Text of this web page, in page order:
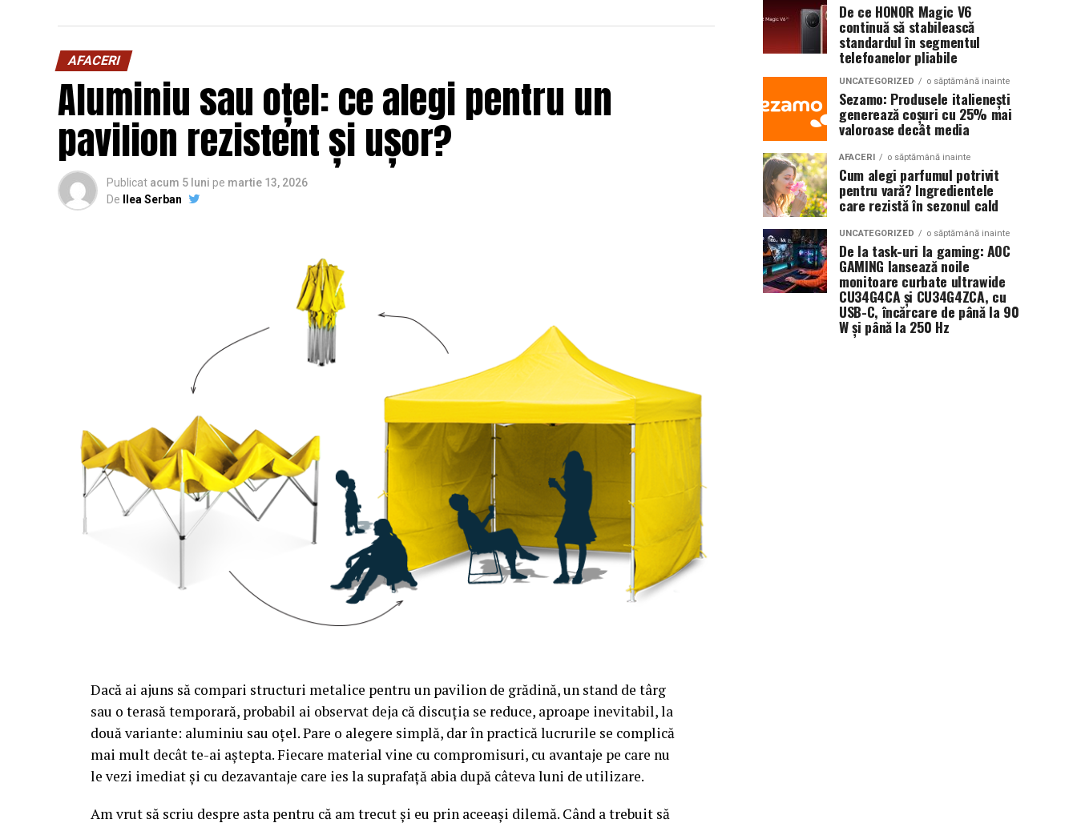
AFACERI
Aluminiu sau oțel: ce alegi pentru un
pavilion rezistent și ușor?
Publicat acum 5 luni pe martie 13, 2026
De
Ilea Serban
Dacă ai ajuns să compari structuri metalice pentru un pavilion de grădină, un stand de târg
sau o terasă temporară, probabil ai observat deja că discuția se reduce, aproape inevitabil, la
două variante: aluminiu sau oțel. Pare o alegere simplă, dar în practică lucrurile se complică
mai mult decât te-ai aștepta. Fiecare material vine cu compromisuri, cu avantaje pe care nu
le vezi imediat și cu dezavantaje care ies la suprafață abia după câteva luni de utilizare.
Am vrut să scriu despre asta pentru că am trecut și eu prin aceeași dilemă. Când a trebuit să
De ce HONOR Magic V6
continuă să stabilească
standardul în segmentul
telefoanelor pliabile
UNCATEGORIZED o săptămână inainte
Sezamo: Produsele italienești
generează coșuri cu 25% mai
valoroase decât media
AFACERI o săptămână inainte
Cum alegi parfumul potrivit
pentru vară? Ingredientele
care rezistă în sezonul cald
UNCATEGORIZED o săptămână inainte
De la task-uri la gaming: AOC
GAMING lansează noile
monitoare curbate ultrawide
CU34G4CA și CU34G4ZCA, cu
USB-C, încărcare de până la 90
W și până la 250 Hz